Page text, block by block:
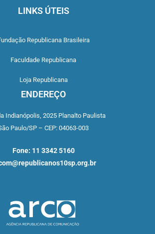
LINKS ÚTEIS
Republicana Brasileira
Faculdade Republicana
Loja Republicana
ENDEREÇO
Indianópolis, 2025 Planalto Paulista
Paulo/SP – CEP: 04063-003
Fone: 11 3342 5160